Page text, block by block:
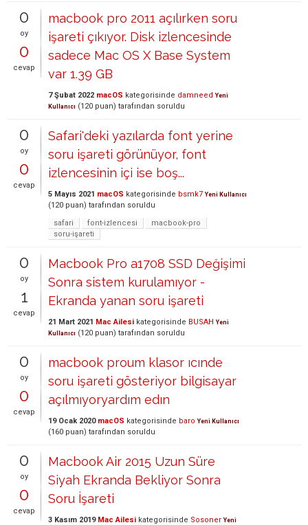
0
oy
0
cevap
macbook pro 2011 açılırken soru
işareti çıkıyor. Disk izlencesinde
sadece Mac OS X Base System
var 1.39 GB
7 Şubat 2022 macOS kategorisinde damneed Yeni
Kullanıcı (120 puan) tarafından soruldu
0
oy
0
cevap
Safari'deki yazılarda font yerine
soru işareti görünüyor, font
izlencesinin içi ise boş...
5 Mayıs 2021 macOS kategorisinde bsmk7 Yeni Kullanıcı
(120 puan) tarafından soruldu
safari
font-izlencesi
macbook-pro
soru-işareti
0
oy
1
cevap
Macbook Pro a1708 SSD Değişimi
Sonra sistem kurulamıyor -
Ekranda yanan soru işareti
21 Mart 2021 Mac Ailesi kategorisinde BUSAH Yeni
Kullanıcı (120 puan) tarafından soruldu
0
oy
0
cevap
macbook proum klasor ıcınde
soru işareti gösteriyor bilgisayar
açılmıyoryardım edın
19 Ocak 2020 macOS kategorisinde baro Yeni Kullanıcı
(160 puan) tarafından soruldu
0
oy
0
cevap
Macbook Air 2015 Uzun Süre
Siyah Ekranda Bekliyor Sonra
Soru İşareti
3 Kasım 2019 Mac Ailesi kategorisinde Sosoner Yeni